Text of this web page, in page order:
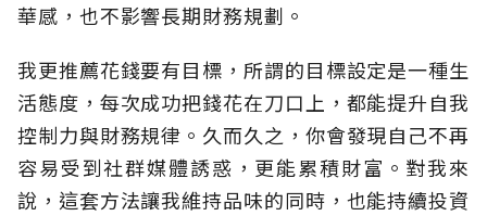
華感，也不影響長期財務規劃。
我更推薦花錢要有目標，所謂的目標設定是一種生
活態度，每次成功把錢花在刀口上，都能提升自我
控制力與財務規律。久而久之，你會發現自己不再
容易受到社群媒體誘惑，更能累積財富。對我來
說，這套方法讓我維持品味的同時，也能持續投資